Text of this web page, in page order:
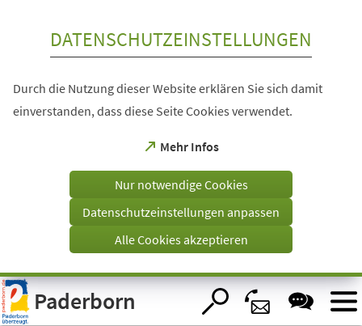
Visuelle
Assistenzsoftware
öffnen.
DATENSCHUTZEINSTELLUNGEN
Durch die Nutzung dieser Website erklären Sie sich damit
einverstanden, dass diese Seite Cookies verwendet.
Mehr Infos
(Öffnet
einem
Tab)
Nur notwendige Cookies
Datenschutzeinstellungen anpassen
Alle Cookies akzeptieren
Paderborn